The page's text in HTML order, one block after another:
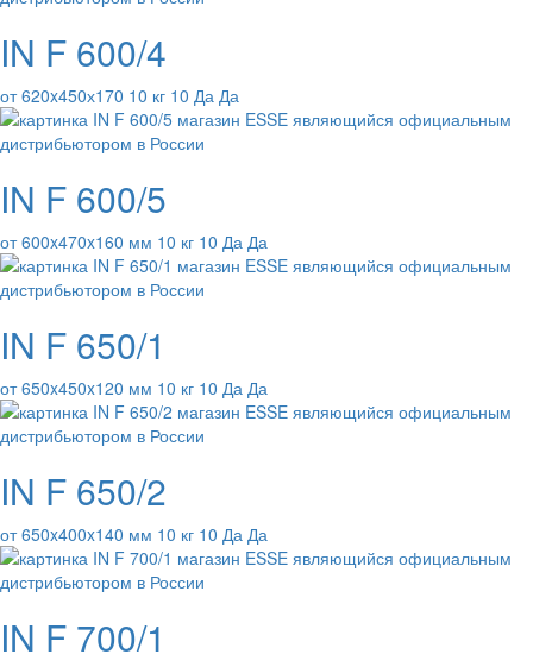
IN F 600/4
от 620x450х170 10 кг 10 Да Да
IN F 600/5
от 600x470x160 мм 10 кг 10 Да Да
IN F 650/1
от 650x450x120 мм 10 кг 10 Да Да
IN F 650/2
от 650x400x140 мм 10 кг 10 Да Да
IN F 700/1